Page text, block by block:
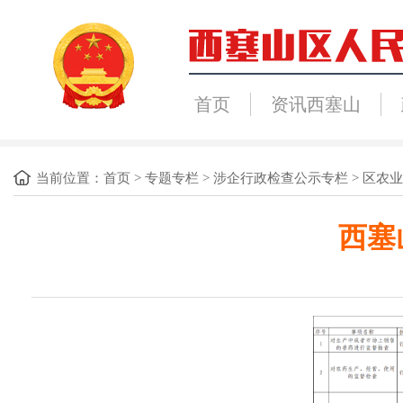
首页 资讯西塞山
当前位置： 首页 > 专题专栏 > 涉企行政检查公示专栏 > 区农
西塞